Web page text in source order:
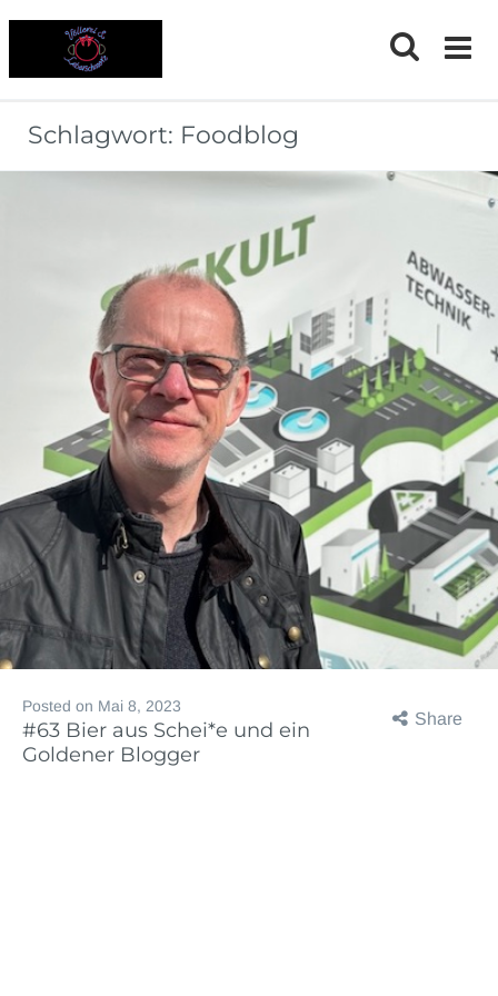
Schlagwort: Foodblog
Share
Posted on Mai 8, 2023
#63 Bier aus Schei*e und ein
Goldener Blogger